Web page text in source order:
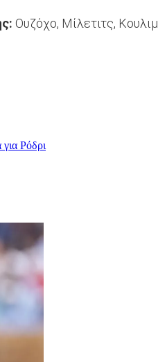
Ουζόχο, Μίλετιτς,
Ρόδρι